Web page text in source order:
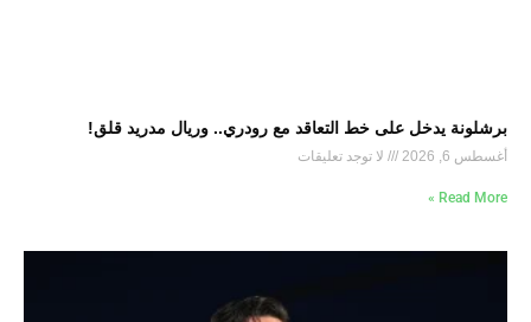
برشلونة يدخل على خط التعاقد مع رودري.. وريال مدريد قلق!
أغسطس 6, 2026 لا توجد تعليقات
Read More »